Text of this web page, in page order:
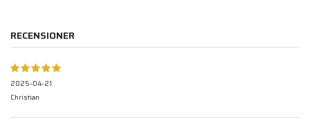
RECENSIONER
2025-04-21
Christian